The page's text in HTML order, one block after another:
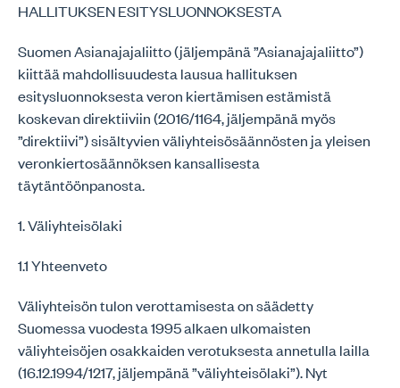
HALLITUKSEN ESITYSLUONNOKSESTA
Suomen Asianajajaliitto (jäljempänä ”Asianajajaliitto”)
kiittää mahdollisuudesta lausua hallituksen
esitysluonnoksesta veron kiertämisen estämistä
koskevan direktiiviin (2016/1164, jäljempänä myös
”direktiivi”) sisältyvien väliyhteisösäännösten ja yleisen
veronkiertosäännöksen kansallisesta
täytäntöönpanosta.
1. Väliyhteisölaki
1.1 Yhteenveto
Väliyhteisön tulon verottamisesta on säädetty
Suomessa vuodesta 1995 alkaen ulkomaisten
väliyhteisöjen osakkaiden verotuksesta annetulla lailla
(16.12.1994/1217, jäljempänä ”väliyhteisölaki”). Nyt